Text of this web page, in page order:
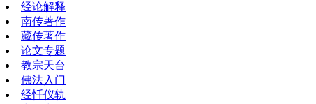
经论解释
南传著作
藏传著作
论文专题
教宗天台
佛法入门
经忏仪轨